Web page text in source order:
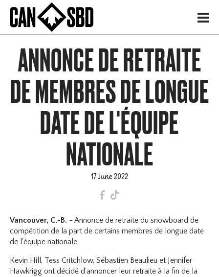
H
ANNONCE DE RETRAITE
DE MEMBRES DE LONGUE
DATE DE L'ÉQUIPE
NATIONALE
17 June 2022
F T
Vancouver, C.-B. - Annonce de retraite du snowboard de
compétition de la part de certains membres de longue date
de l'équipe nationale.
Kevin Hill, Tess Critchlow, Sébastien Beaulieu et Jennifer
Hawkrigg ont décidé d'annoncer leur retraite à la fin de la